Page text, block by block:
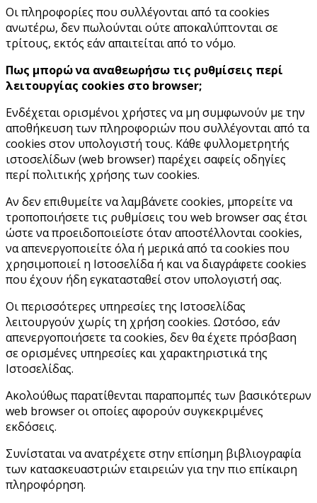
Οι πληροφορίες που συλλέγονται από τα cookies
ανωτέρω, δεν πωλούνται ούτε αποκαλύπτονται σε
τρίτους, εκτός εάν απαιτείται από το νόμο.
Πως μπορώ να αναθεωρήσω τις ρυθμίσεις περί
λειτουργίας cookies στο browser;
Ενδέχεται ορισμένοι χρήστες να μη συμφωνούν με την
αποθήκευση των πληροφοριών που συλλέγονται από τα
cookies στον υπολογιστή τους. Κάθε φυλλομετρητής
ιστοσελίδων (web browser) παρέχει σαφείς οδηγίες
περί πολιτικής χρήσης των cookies.
Αν δεν επιθυμείτε να λαμβάνετε cookies, μπορείτε να
τροποποιήσετε τις ρυθμίσεις του web browser σας έτσι
ώστε να προειδοποιείστε όταν αποστέλλονται cookies,
να απενεργοποιείτε όλα ή μερικά από τα cookies που
χρησιμοποιεί η Iστοσελίδα ή και να διαγράφετε cookies
που έχουν ήδη εγκατασταθεί στον υπολογιστή σας.
Οι περισσότερες υπηρεσίες της Ιστοσελίδας
λειτουργούν χωρίς τη χρήση cookies. Ωστόσο, εάν
απενεργοποιήσετε τα cookies, δεν θα έχετε πρόσβαση
σε ορισμένες υπηρεσίες και χαρακτηριστικά της
Ιστοσελίδας.
Ακολούθως παρατίθενται παραπομπές των βασικότερων
web browser οι οποίες αφορούν συγκεκριμένες
εκδόσεις.
Συνίσταται να ανατρέχετε στην επίσημη βιβλιογραφία
των κατασκευαστριών εταιρειών για την πιο επίκαιρη
πληροφόρηση.